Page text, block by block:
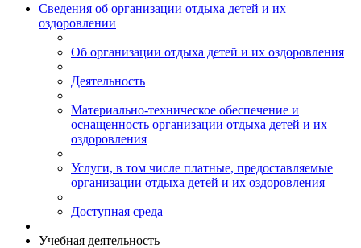
Сведения об организации отдыха детей и их
оздоровлении
Об организации отдыха детей и их оздоровления
Деятельность
Материально-техническое обеспечение и
оснащенность организации отдыха детей и их
оздоровления
Услуги, в том числе платные, предоставляемые
организации отдыха детей и их оздоровления
Доступная среда
Учебная деятельность